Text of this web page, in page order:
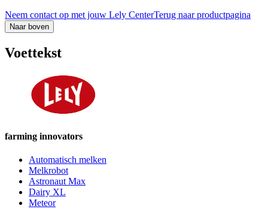
Neem contact op met jouw Lely CenterTerug naar productpagina
Naar boven
Voettekst
farming innovators
Automatisch melken
Melkrobot
Astronaut Max
Dairy XL
Meteor